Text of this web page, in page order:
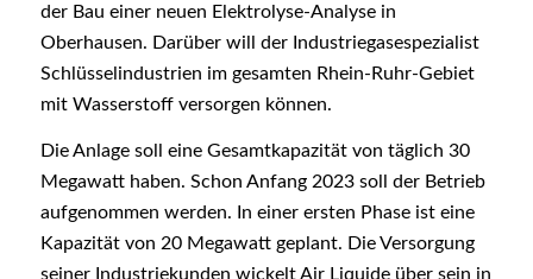
der Bau einer neuen Elektrolyse-Analyse in
Oberhausen. Darüber will der Industriegasespezialist
Schlüsselindustrien im gesamten Rhein-Ruhr-Gebiet
mit Wasserstoff versorgen können.
Die Anlage soll eine Gesamtkapazität von täglich 30
Megawatt haben. Schon Anfang 2023 soll der Betrieb
aufgenommen werden. In einer ersten Phase ist eine
Kapazität von 20 Megawatt geplant. Die Versorgung
seiner Industriekunden wickelt Air Liquide über sein in